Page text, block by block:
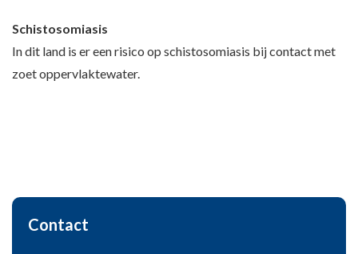
Schistosomiasis
In dit land is er een risico op schistosomiasis bij contact met
zoet oppervlaktewater.
Contact